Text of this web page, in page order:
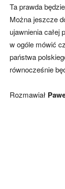
Ta prawda
Można jeszcze
ujawnienia całej
w ogóle mówić
państwa
równocześnie
Rozmawiał